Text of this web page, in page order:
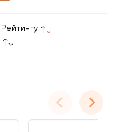
Рейтингу